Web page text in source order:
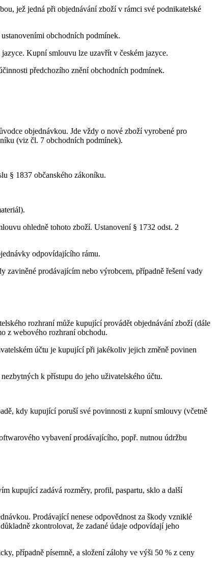
jež jedná při objednávání zboží v rámci své podnikatelské
obchodních podmínek.
Kupní smlouvu lze uzavřít v českém jazyce.
předchozího znění obchodních podmínek.
objednávkou. Jde vždy o nové zboží vyrobené pro
(viz čl. 7 obchodních podmínek).
§ 1837 občanského zákoníku.
ohledně tohoto zboží. Ustanovení § 1732 odst. 2
odpovídajícího rámu.
zaviněné prodávajícím nebo výrobcem, případně řešení vady
rozhraní může kupující provádět objednávání zboží (dále
z webového rozhraní obchodu.
účtu je kupující při jakékoliv jejich změně povinen
k přístupu do jeho uživatelského účtu.
kdy kupující poruší své povinnosti z kupní smlouvy (včetně
vybavení prodávajícího, popř. nutnou údržbu
kupující zadává rozměry, profil, paspartu, sklo a další
Prodávající nenese odpovědnost za škody vzniklé
zkontrolovat, že zadané údaje odpovídají jeho
případně písemně, a složení zálohy ve výši 50 % z ceny